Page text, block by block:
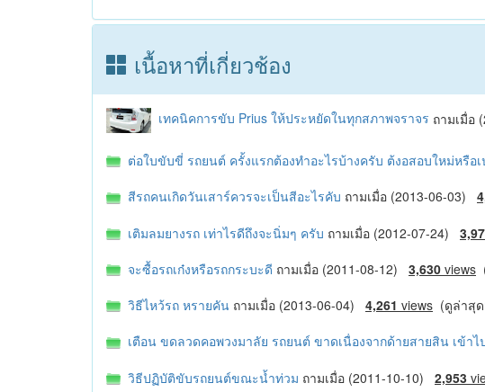
เนื้อหาที่เกี่ยวช้อง
เทคนิคการขับ Prius ให้ประหยัดในทุกสภาพจราจร ถามเมื่อ
ต่อใบขับขี่ รถยนต์ ครั้งแรกต้องทำอะไรบ้างครับ ต้งอสอบใหม่หรือเ
สีรถคนเกิดวันเสาร์ควรจะเป็นสีอะไรคับ ถามเมื่อ (2013-06-03)
เติมลมยางรถ เท่าไรดีถึงจะนิ่มๆ ครับ ถามเมื่อ (2012-07-24)
จะซื้อรถเก๋งหรือรถกระบะดี ถามเมื่อ (2011-08-12) 3,630 views
วิธีไหว้รถ หรายคัน ถามเมื่อ (2013-06-04) 4,261 views (ดูล่าสุ
เตือน ขดลวดคอพวงมาลัย รถยนต์ ขาดเนื่องจากด้ายสายสิน เข้า
วิธีปฏิบัติขับรถยนต์ขณะน้ำท่วม ถามเมื่อ (2011-10-10) 2,953